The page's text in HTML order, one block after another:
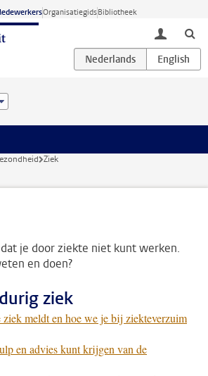
OrganisatiegidsBibliotheek
toggle
Ziek
je door ziekte niet kunt werken.
en doen?
ziek
ziek meldt en hoe we je bij ziekteverzuim
en advies kunt krijgen van de